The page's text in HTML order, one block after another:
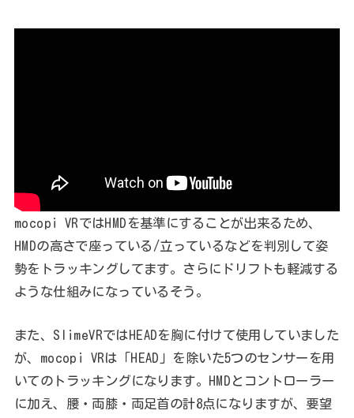
mocopi VRではHMDを基準にすることが出来るため、
HMDの高さで座っている/立っているなどを判別して姿
勢をトラッキングしてます。さらにドリフトも軽減する
ような仕組みになっているそう。
また、SlimeVRではHEADを胸に付けて使用していました
が、mocopi VRは「HEAD」を除いた5つのセンサーを用
いてのトラッキングになります。HMDとコントローラー
に加え、腰・両膝・両足首の計8点になりますが、要望